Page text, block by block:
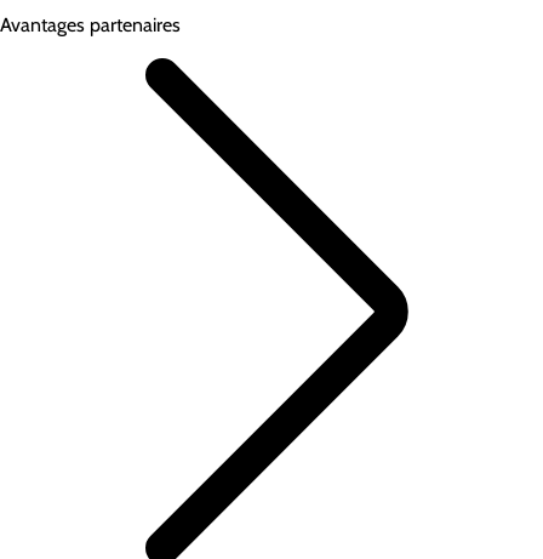
Avantages partenaires